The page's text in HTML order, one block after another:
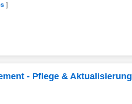
]
- Pflege & Aktualisierung